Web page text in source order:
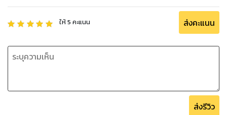
ให้5 คะแนน ส่งคะแนน
ส่งรีวิว